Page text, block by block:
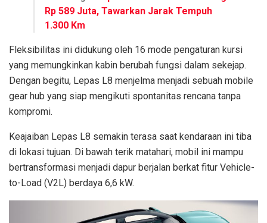
Rp 589 Juta, Tawarkan Jarak Tempuh
1.300 Km
Fleksibilitas ini didukung oleh 16 mode pengaturan kursi
yang memungkinkan kabin berubah fungsi dalam sekejap.
Dengan begitu, Lepas L8 menjelma menjadi sebuah mobile
gear hub yang siap mengikuti spontanitas rencana tanpa
kompromi.
Keajaiban Lepas L8 semakin terasa saat kendaraan ini tiba
di lokasi tujuan. Di bawah terik matahari, mobil ini mampu
bertransformasi menjadi dapur berjalan berkat fitur Vehicle-
to-Load (V2L) berdaya 6,6 kW.